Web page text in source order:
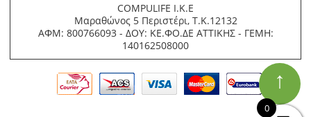
COMPULIFE Ι.Κ.Ε
Μαραθώνος 5 Περιστέρι, Τ.Κ.12132
ΑΦΜ: 800766093 - ΔΟΥ: ΚΕ.ΦΟ.ΔΕ ΑΤΤΙΚΗΣ - ΓΕΜΗ:
140162508000
↑
0